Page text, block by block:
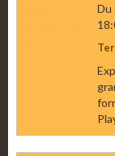
Du